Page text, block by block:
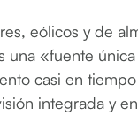
eólicos y de
una «fuente
casi en
integrada y